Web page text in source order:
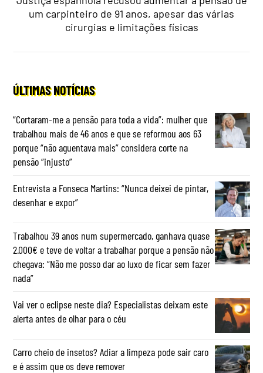
um carpinteiro de 91 anos, apesar das várias
cirurgias e limitações físicas
ÚLTIMAS NOTÍCIAS
“Cortaram-me a pensão para toda a vida”: mulher que
trabalhou mais de 46 anos e que se reformou aos 63
porque “não aguentava mais” considera corte na
pensão “injusto”
Entrevista a Fonseca Martins: “Nunca deixei de pintar,
desenhar e expor”
Trabalhou 39 anos num supermercado, ganhava quase
2.000€ e teve de voltar a trabalhar porque a pensão não
chegava: “Não me posso dar ao luxo de ficar sem fazer
nada”
Vai ver o eclipse neste dia? Especialistas deixam este
alerta antes de olhar para o céu
Carro cheio de insetos? Adiar a limpeza pode sair caro
e é assim que os deve remover